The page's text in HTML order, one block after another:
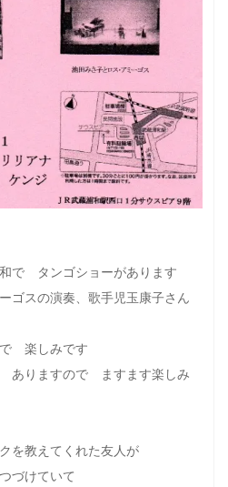
で タンゴショーがあります
ゴスの演奏、歌手児玉康子さん
楽しみです
ありますので ますます楽しみ
を教えてくれた友人が
づけていて